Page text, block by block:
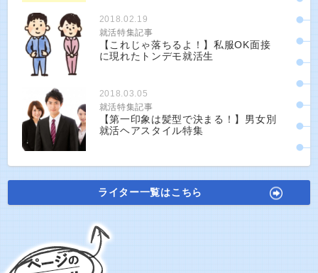
2018.02.19
就活特集記事
【これじゃ落ちるよ！】私服OK面接
に現れたトンデモ就活生
2018.03.05
就活特集記事
【第一印象は髪型で決まる！】男女別
就活ヘアスタイル特集
ライター一覧はこちら